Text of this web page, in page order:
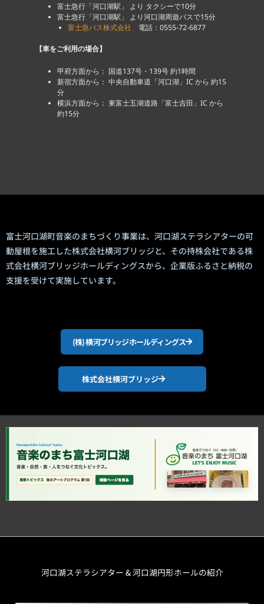
富士急行「河口湖駅」 より タクシーで10分
富士急行「河口湖駅」 より河口湖周遊バスで15分
富士急バス株式会社 電話：0555-72-6877
【車をご利用の場合】
甲府方面から： 国道137号・139号 約1時間
新宿方面から： 中央自動車道「河口湖」IC から 約15
分
横浜方面から： 東富士五湖道路「富士吉田」IC から
約15分
富士河口湖町音楽のまちづくり事業は、河口湖ステラシアターの可
動屋根を施工した株式会社横河ブリッジと、その持株会社である株
式会社横河ブリッジホールディングスから、企業版ふるさと納税の
支援を受けて実施しています。
(株) 横河ブリッジホールディングス
株式会社横河ブリッジ
河口湖ステラシアター & 河口湖円形ホールの紹介